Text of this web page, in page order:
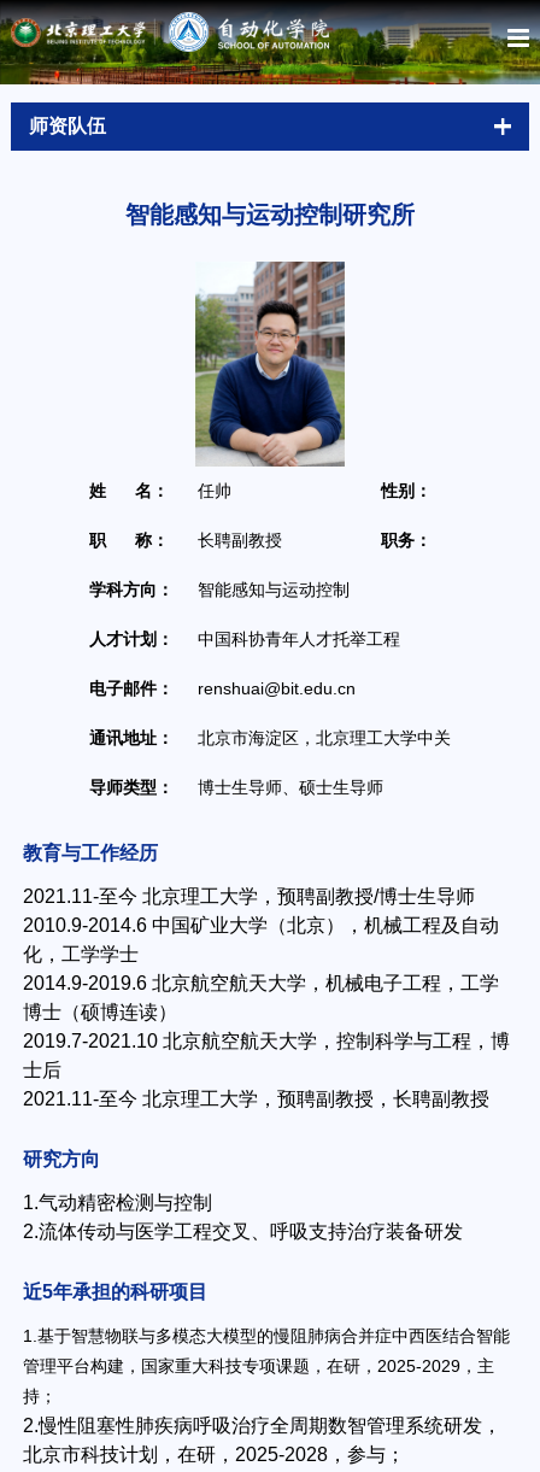
师资队伍
智能感知与运动控制研究所
姓 名： 任帅 性别：
职 称： 长聘副教授 职务：
学科方向： 智能感知与运动控制
人才计划： 中国科协青年人才托举工程
电子邮件： renshuai@bit.edu.cn
通讯地址： 北京市海淀区，北京理工大学中关村校区，
导师类型： 博士生导师、硕士生导师
教育与工作经历
2021.11-至今 北京理工大学，预聘副教授/博士生导师
2010.9-2014.6 中国矿业大学（北京），机械工程及自动
化，工学学士
2014.9-2019.6 北京航空航天大学，机械电子工程，工学
博士（硕博连读）
2019.7-2021.10 北京航空航天大学，控制科学与工程，博
士后
2021.11-至今 北京理工大学，预聘副教授，长聘副教授
研究方向
1.气动精密检测与控制
2.流体传动与医学工程交叉、呼吸支持治疗装备研发
近5年承担的科研项目
1.基于智慧物联与多模态大模型的慢阻肺病合并症中西医结合智能
管理平台构建，国家重大科技专项课题，在研，2025-2029，主
持；
2.慢性阻塞性肺疾病呼吸治疗全周期数智管理系统研发，
北京市科技计划，在研，2025-2028，参与；